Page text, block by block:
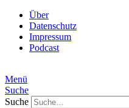
Über
Datenschutz
Impressum
Podcast
Menü
Suche
Suche